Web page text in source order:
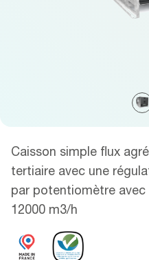
Caisson simple flux
tertiaire avec une
par potentiomètre
12000 m3/h